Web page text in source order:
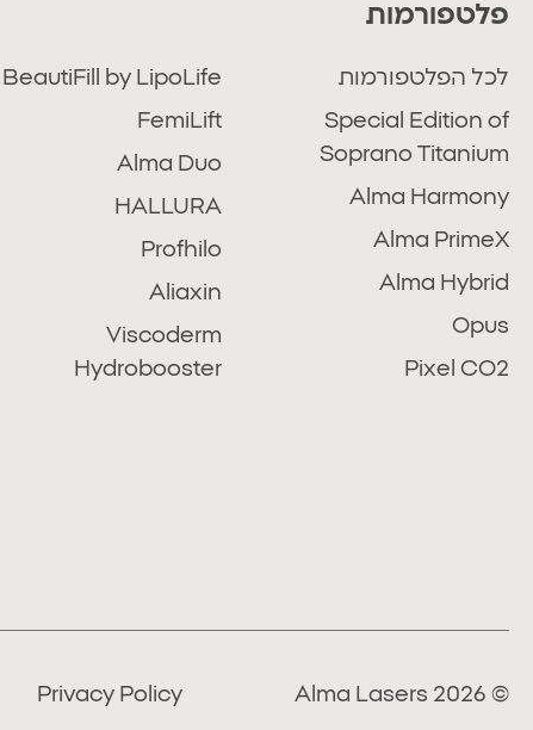
פלטפורמות
לכל הפלטפורמות
Special Edition of
Soprano Titanium
Alma Harmony
Alma PrimeX
Alma Hybrid
Opus
Pixel CO2
BeautiFill by LipoLife
FemiLift
Alma Duo
HALLURA
Profhilo
Aliaxin
Viscoderm
Hydrobooster
© 2026 Alma Lasers
Privacy Policy